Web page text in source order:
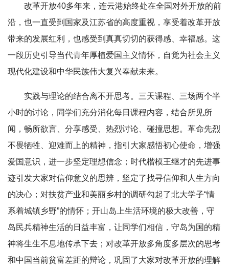
改革开放40多年来，连云港始终处在全国对外开放的前
沿，也一直受到国家及江苏省的高度重视，享受着改革开放
带来的发展红利，也感受到真真切切的获得感、幸福感。这
一段历史引导当代青年厚植爱国主义情怀，自觉为社会主义
现代化建设和中华民族伟大复兴奉献未来。
实践与理论的结合离不开思考。三天课程、三场两个半
小时的讨论，同学们充分消化每日课程内容，结合所见所
闻，畅所欲言、分享感受、热烈讨论、碰撞思想。革命先烈
不畏牺牲、迎难而上的精神，指引大家感悟初心使命，增强
爱国意识，进一步坚定理想信念；时代楷模王继才的先进事
迹引发大家对信仰意义的思辨，坚定了找寻信仰和人生方向
的决心；对扶贫产业和美丽乡村的调研勾起了北大学子“情
系着城镇乡野”的情怀；开山岛上生活环境的极大改善，守
岛民兵精神生活的日益丰富，让同学们相信，守岛为国的精
神将生生不息地传承下去；对改革开放多角度多层次的思考
和中国当前贫富差距的辩论，巩固了大家对改革开放的理解